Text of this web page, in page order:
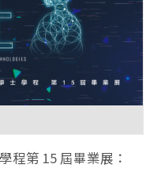
程第 15 屆畢業展：